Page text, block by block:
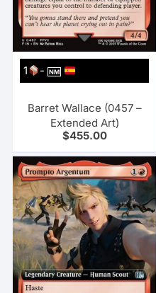
1 -NM
Barret Wallace (0457 –
Extended Art)
$455.00